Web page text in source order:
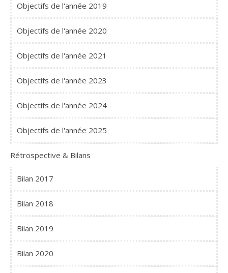
Objectifs de l'année 2019
Objectifs de l'année 2020
Objectifs de l'année 2021
Objectifs de l'année 2023
Objectifs de l'année 2024
Objectifs de l'année 2025
Rétrospective & Bilans
Bilan 2017
Bilan 2018
Bilan 2019
Bilan 2020